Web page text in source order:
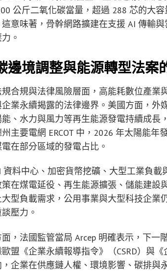
公斤二氧化碳當量，超過 288 芯的大
意味著，骨幹網路擴建在支援 AI 傳輸
。
邊境調整與能源轉型法案
合規與法律風險層面，高能耗數位產業
業永續揭露的法律邊界。美國方面，外
、水力與風力等再生能源發電持續成長
主要電網 ERCOT 中，2026 年太陽能
在部分區域的發電占比。
資料中心、加密貨幣挖礦、大型工業負
策在煤電延役、再生能源擴張、儲能建
型負載需求，公用事業與大型科技企業
壓力。
，法國監管當局 Arcep 明確表示，下
盟《企業永續報導指令》（CSRD）與
企業在供應鏈人權、環境影響、碳排與